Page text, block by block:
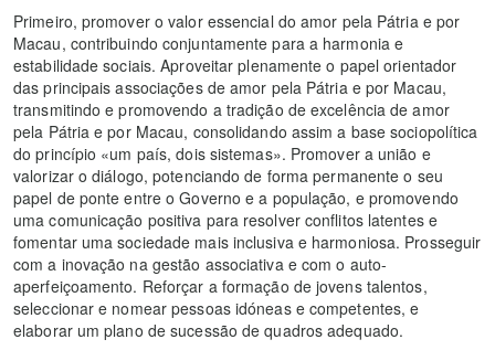
Primeiro, promover o valor essencial do amor pela Pátria e por
Macau, contribuindo conjuntamente para a harmonia e
estabilidade sociais. Aproveitar plenamente o papel orientador
das principais associações de amor pela Pátria e por Macau,
transmitindo e promovendo a tradição de excelência de amor
pela Pátria e por Macau, consolidando assim a base sociopolítica
do princípio «um país, dois sistemas». Promover a união e
valorizar o diálogo, potenciando de forma permanente o seu
papel de ponte entre o Governo e a população, e promovendo
uma comunicação positiva para resolver conflitos latentes e
fomentar uma sociedade mais inclusiva e harmoniosa. Prosseguir
com a inovação na gestão associativa e com o auto-
aperfeiçoamento. Reforçar a formação de jovens talentos,
seleccionar e nomear pessoas idóneas e competentes, e
elaborar um plano de sucessão de quadros adequado.